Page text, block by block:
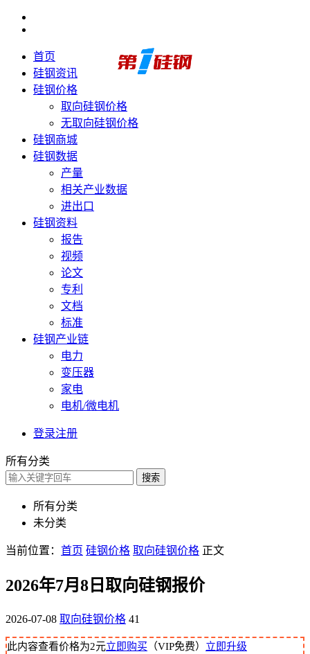
首页
硅钢资讯
硅钢价格
取向硅钢价格
无取向硅钢价格
硅钢商城
硅钢数据
产量
相关产业数据
进出口
硅钢资料
报告
视频
论文
专利
文档
标准
硅钢产业链
电力
变压器
家电
电机/微电机
登录注册
所有分类
搜索
所有分类
未分类
当前位置： 首页 硅钢价格 取向硅钢价格 正文
2026年7月8日取向硅钢报价
2026-07-08 取向硅钢价格 41
此内容查看价格为2元立即购买 （VIP免费） 立即升级